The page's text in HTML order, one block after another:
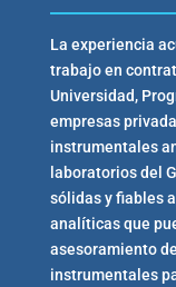
La experiencia
trabajo en
Universidad,
empresas
instrumentales
laboratorios del
sólidas y fiables
analíticas que
asesoramiento
instrumentales